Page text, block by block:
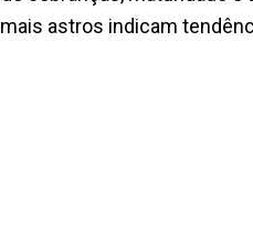
astros indicam